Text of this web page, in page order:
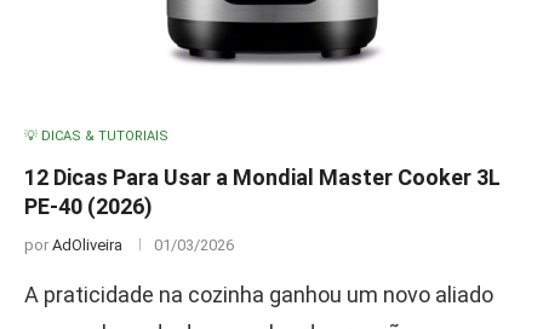
💡 DICAS & TUTORIAIS
12 Dicas Para Usar a Mondial Master Cooker 3L
PE-40 (2026)
por AdOliveira 01/03/2026
A praticidade na cozinha ganhou um novo aliado